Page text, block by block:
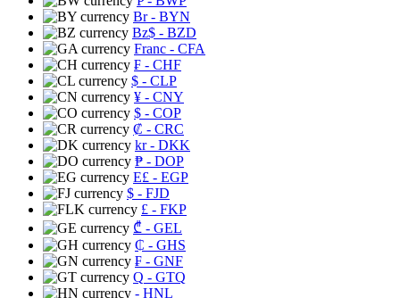
Br- BYN
Bz$ - BZD
Franc - CFA
₣ - CHF
$ - CLP
¥ - CNY
$ - COP
₡ - CRC
kr- DKK
₱ - DOP
E£ - EGP
$ - FJD
£ - FKP
₾ - GEL
₵ - GHS
₣ - GNF
Q - GTQ
- HNL